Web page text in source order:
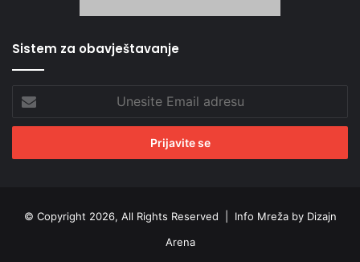
Sistem za obavještavanje
Email
adresu
© Copyright 2026, All Rights Reserved | Info Mreža by Dizajn
Arena